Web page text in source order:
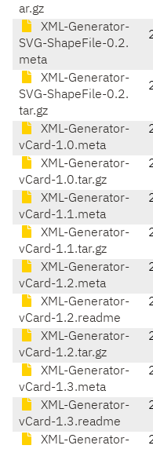
ar.gz
XML-Generator-
SVG-ShapeFile-0.2.
meta
XML-Generator-
SVG-ShapeFile-0.2.
tar.gz
XML-Generator-
vCard-1.0.meta
XML-Generator-
vCard-1.0.tar.gz
XML-Generator-
vCard-1.1.meta
XML-Generator-
vCard-1.1.tar.gz
XML-Generator-
vCard-1.2.meta
XML-Generator-
vCard-1.2.readme
XML-Generator-
vCard-1.2.tar.gz
XML-Generator-
vCard-1.3.meta
XML-Generator-
vCard-1.3.readme
XML-Generator-